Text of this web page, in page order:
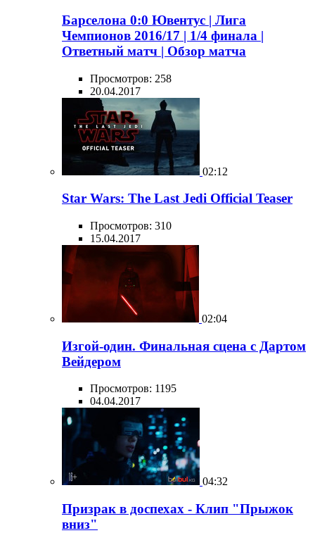
Барселона 0:0 Ювентус | Лига
Чемпионов 2016/17 | 1/4 финала |
Ответный матч | Обзор матча
Просмотров: 258
20.04.2017
02:12
Star Wars: The Last Jedi Official Teaser
Просмотров: 310
15.04.2017
02:04
Изгой-один. Финальная сцена с Дартом
Вейдером
Просмотров: 1195
04.04.2017
04:32
Призрак в доспехах - Клип "Прыжок
вниз"